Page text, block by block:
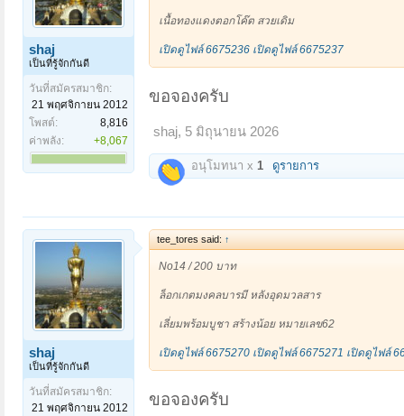
เหรียญพญานาคเกี้ยว โดดเด่นด้านคุ้มครองแคล้วคล
เปิดดูไฟล์ 6675329 เปิดดูไฟล์ 6675330
shaj
เป็นที่รู้จักกันดี
วันที่สมัครสมาชิก:
21 พฤศจิกายน 2012
โพสต์:
8,816
ค่าพลัง:
+8,067
เนื้อทองแดงตอกโค๊ต สวยเดิม
เปิดดูไฟล์ 6675236 เปิดดูไฟล์ 6675237
ขอจองครับ
shaj, 5 มิถุนายน 2026
อนุโมทนา x 1 ดูรายการ
shaj
เป็นที่รู้จักกันดี
วันที่สมัครสมาชิก:
21 พฤศจิกายน 2012
tee_tores said: ↑
No14 / 200 บาท
ล็อกเกตมงคลบารมี หลังอุดมวลสาร
เลี่ยมพร้อมบูชา สร้างน้อย หมายเลข62
เปิดดูไฟล์ 6675270 เปิดดูไฟล์ 6675271 เปิดดูไฟล์
ขอจองครับ